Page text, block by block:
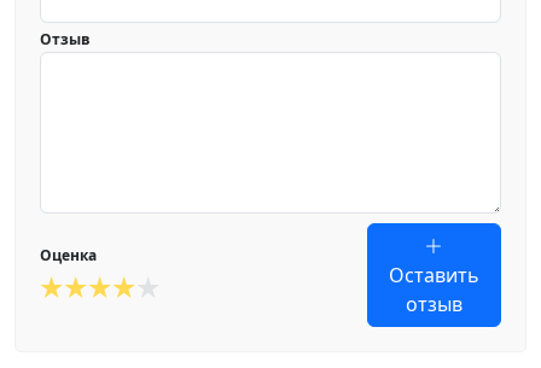
Отзыв
Оценка
Оставить
отзыв